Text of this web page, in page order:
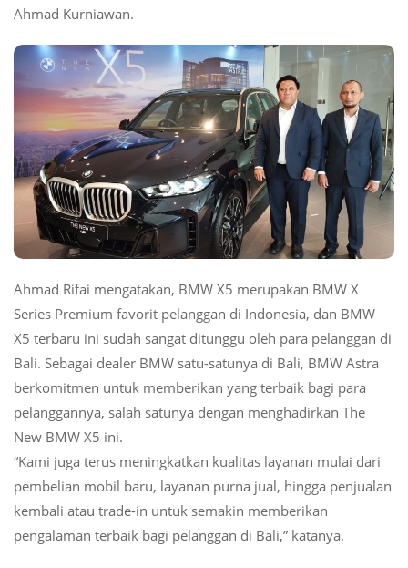
Ahmad Kurniawan.
Ahmad Rifai mengatakan, BMW X5 merupakan BMW X
Series Premium favorit pelanggan di Indonesia, dan BMW
X5 terbaru ini sudah sangat ditunggu oleh para pelanggan di
Bali. Sebagai dealer BMW satu-satunya di Bali, BMW Astra
berkomitmen untuk memberikan yang terbaik bagi para
pelanggannya, salah satunya dengan menghadirkan The
New BMW X5 ini.
“Kami juga terus meningkatkan kualitas layanan mulai dari
pembelian mobil baru, layanan purna jual, hingga penjualan
kembali atau trade-in untuk semakin memberikan
pengalaman terbaik bagi pelanggan di Bali,” katanya.